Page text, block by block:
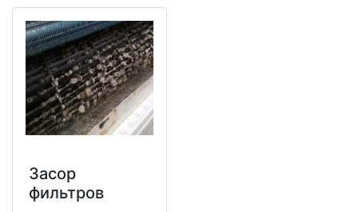
Засор
фильтров